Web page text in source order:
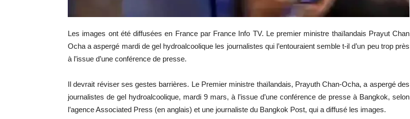
Les images ont été diffusées en France par France Info TV. Le premier ministre thaïlandais Prayut Chan
Ocha a aspergé mardi de gel hydroalcoolique les journalistes qui l’entouraient semble t-il d’un peu trop près
à l’issue d’une conférence de presse.
Il devrait réviser ses gestes barrières. Le Premier ministre thaïlandais, Prayuth Chan-Ocha, a aspergé des
journalistes de gel hydroalcoolique, mardi 9 mars, à l’issue d’une conférence de presse à Bangkok, selon
l’agence Associated Press (en anglais) et une journaliste du Bangkok Post, qui a diffusé les images.